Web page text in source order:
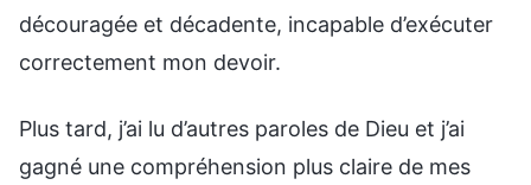
découragée et décadente, incapable d’exécuter
correctement mon devoir.
Plus tard, j’ai lu d’autres paroles de Dieu et j’ai
gagné une compréhension plus claire de mes